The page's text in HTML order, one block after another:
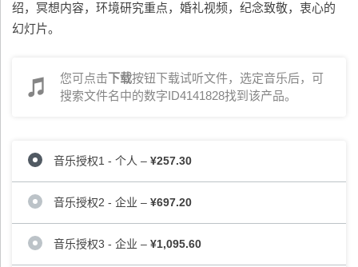
绍，冥想内容，环境研究重点，婚礼视频，纪念致敬，衷心的
幻灯片。
您可点击下载按钮下载试听文件，选定音乐后，可
搜索文件名中的数字ID4141828找到该产品。
音乐授权1 - 个人 – ¥257.30
音乐授权2 - 企业 – ¥697.20
音乐授权3 - 企业 – ¥1,095.60